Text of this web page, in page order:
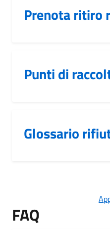
Prenota ritiro
Punti di
Glossario
FAQ